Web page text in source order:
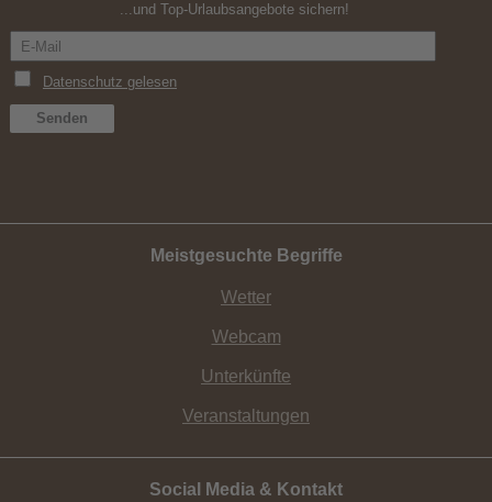
...und Top-Urlaubsangebote sichern!
Meistgesuchte Begriffe
Wetter
Webcam
Unterkünfte
Veranstaltungen
Social Media & Kontakt